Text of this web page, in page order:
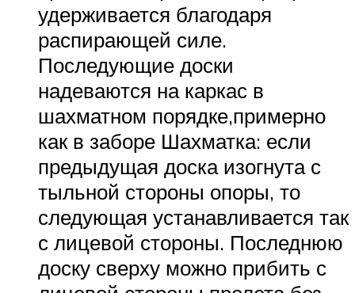
удерживается благодаря
распирающей силе.
Последующие доски
надеваются на каркас в
шахматном порядке,примерно
как в заборе Шахматка: если
предыдущая доска изогнута с
тыльной стороны опоры, то
следующая устанавливается так
с лицевой стороны. Последнюю
доску сверху можно прибить с